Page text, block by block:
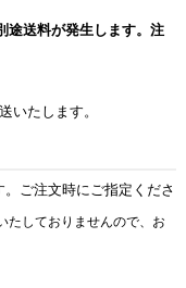
途送料が発生します。注
いたします。
ご注文時にご指定くださ
たしておりませんので、お